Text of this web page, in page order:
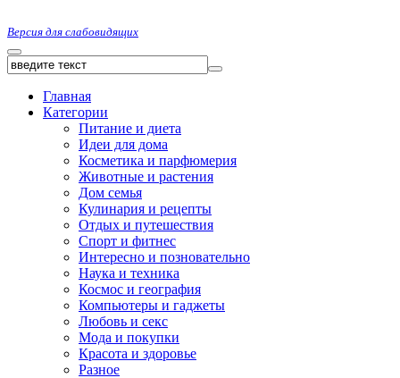
Версия для слабовидящих
Главная
Категории
Питание и диета
Идеи для дома
Косметика и парфюмерия
Животные и растения
Дом семья
Кулинария и рецепты
Отдых и путешествия
Спорт и фитнес
Интересно и позновательно
Наука и техника
Космос и география
Компьютеры и гаджеты
Любовь и секс
Мода и покупки
Красота и здоровье
Разное